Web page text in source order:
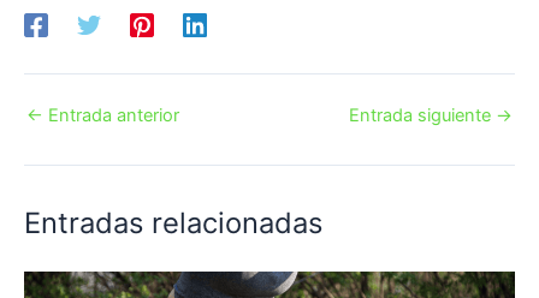
← Entrada anterior Entrada siguiente →
Entradas relacionadas